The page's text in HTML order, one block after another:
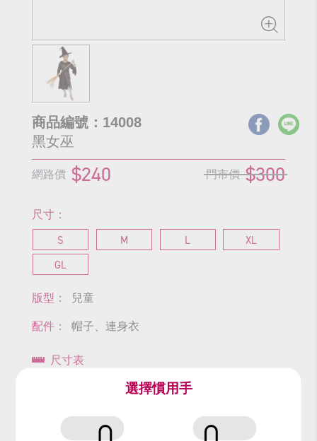
商品編號：14008
黑女巫
網路價 $240 門市價 $300
尺寸：
S M L
XL
GL
版型： 兒童
配件： 帽子、連身衣
尺寸表
#女巫 #巫師
#Halloween
選擇慣用手